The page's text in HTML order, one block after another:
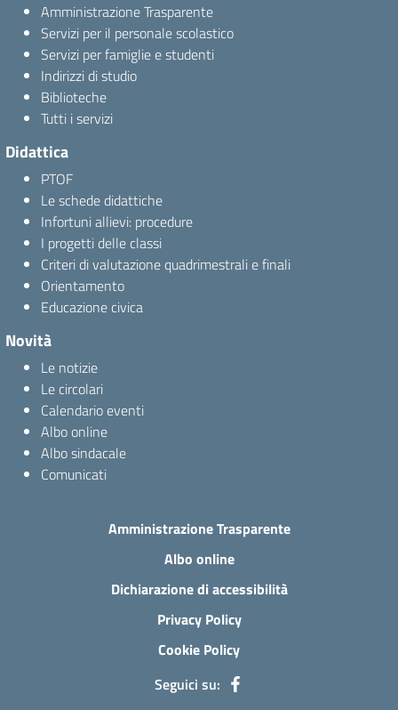
Amministrazione Trasparente
Servizi per il personale scolastico
Servizi per famiglie e studenti
Indirizzi di studio
Biblioteche
Tutti i servizi
Didattica
PTOF
Le schede didattiche
Infortuni allievi: procedure
I progetti delle classi
Criteri di valutazione quadrimestrali e finali
Orientamento
Educazione civica
Novità
Le notizie
Le circolari
Calendario eventi
Albo online
Albo sindacale
Comunicati
Amministrazione Trasparente
Albo online
Dichiarazione di accessibilità
Privacy Policy
Cookie Policy
Seguici su: